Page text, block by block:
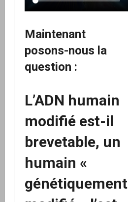
Maintenant
posons-nous la
question :
L’ADN humain
modifié est-il
brevetable, un
humain «
génétiquement